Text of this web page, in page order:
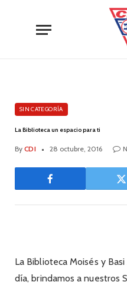
SIN CATEGORÍA
La Biblioteca un espacio para ti
By CDI 28 octubre, 2016
La Biblioteca Moisés y
día, brindamos a nuestros